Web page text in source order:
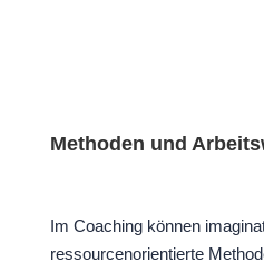
Methoden und
Im Coaching können
ressourcenorientierte